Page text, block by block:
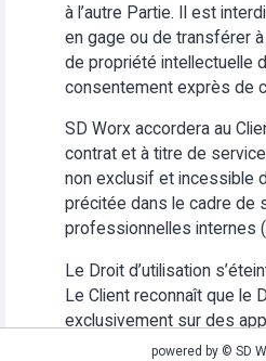
à l’autre Partie. Il est
en gage ou de transférer
de propriété intellectuelle
consentement exprès de
SD Worx accordera au
contrat et à titre de
non exclusif et incessible
précitée dans le cadre de
professionnelles internes
Le Droit d’utilisation
Le Client reconnaît que le
exclusivement sur des
Web. Le Clientpowered by © SD